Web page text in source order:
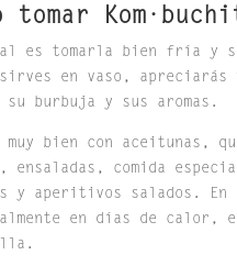
tomar
es tomarla bien fría y
en vaso, apreciarás
burbuja y sus aromas.
muy bien con aceitunas,
ensaladas, comida
y aperitivos salados. En
en días de calor,